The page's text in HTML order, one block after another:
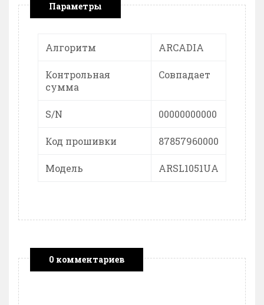
Параметры
Алгоритм ARCADIA
Контрольная
сумма
Cовпадает
S/N 00000000000
Код прошивки 87857960000
Модель ARSL1051UA
0 комментариев